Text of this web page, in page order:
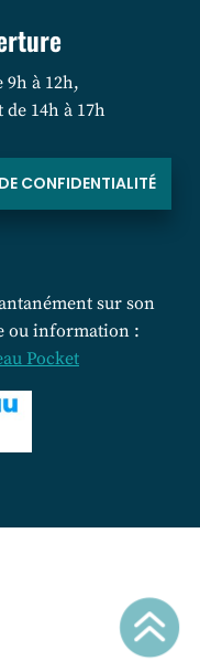
9h à 12h,
14h à 17h
CONFIDENTIALITÉ
sur son
ou information :
Pocket
